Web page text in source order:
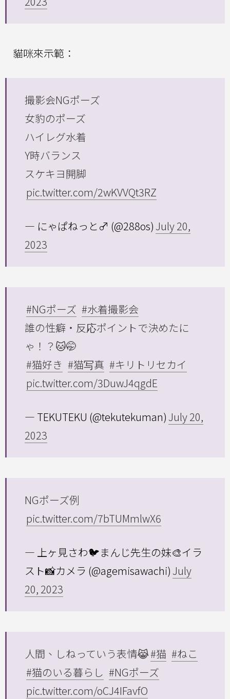
貓咪來示範：
撮影会NGポーズ
女豹のポーズ
ハイレグ水着
Y時バランス
スケキヨ開脚
pic.twitter.com/2wKVVQt3RZ
— にゃぱねっと♂ (@288os) July 20,
2023
#NGポーズ #水着撮影会
誰の性癖・反応ポイントで決めたに
ゃ！？🐱🤭
#猫好き #猫写真 #キリトリセカイ
pic.twitter.com/3DuwJ4qgdE
— TEKUTEKU (@tekutekuman) July 20,
2023
NGポーズ例
pic.twitter.com/7bTUMmlwX6
— 上ヶ見さわ🐦まんじ先生の妹🎨イラ
スト📸カメラ (@agemisawachi) July
20, 2023
人間、しねっていう表情😹#猫 #ねこ
#猫のいる暮らし #NGポーズ
pic.twitter.com/oCJ4IFavfO